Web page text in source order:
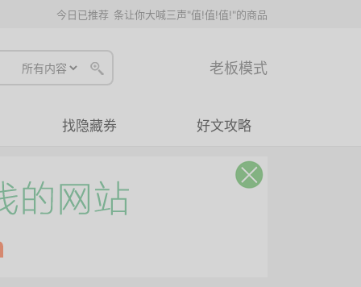
今日已推荐 条让你大喊三声"值!值!值!"的商品
老板模式
找隐藏券 好文攻略